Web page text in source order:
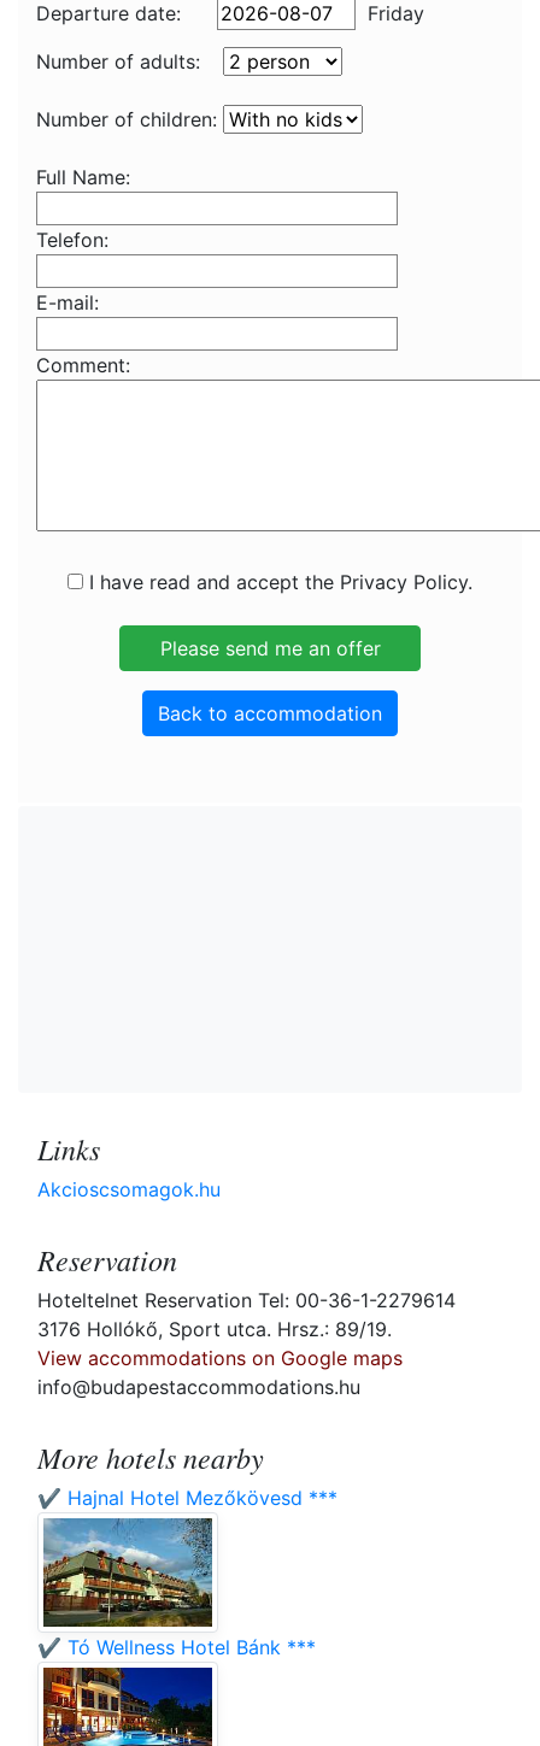
Departure date:
Friday
Number of adults:
Number of children:
Full Name:
Telefon:
E-mail:
Comment:
I have read and accept the Privacy Policy.
Back to accommodation
Links
Akcioscsomagok.hu
Reservation
Hoteltelnet Reservation Tel: 00-36-1-2279614
3176 Hollókő, Sport utca. Hrsz.: 89/19.
View accommodations on Google maps
info@budapestaccommodations.hu
More hotels nearby
✔️ Hajnal Hotel Mezőkövesd ***
✔️ Tó Wellness Hotel Bánk ***